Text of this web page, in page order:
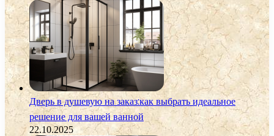
Дверь в душевую на заказ:как выбрать идеальное
решение для вашей ванной
22.10.2025